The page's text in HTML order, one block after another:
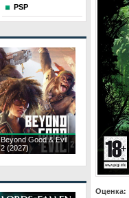
PSP
Beyond Good & Evil
2 (2027)
Оценка: